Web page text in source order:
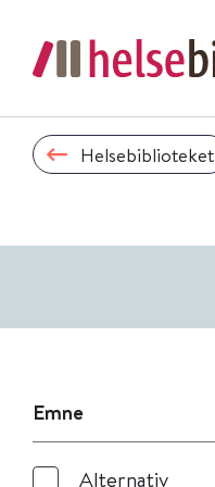
Helsebiblioteket
Emne
Alternativ